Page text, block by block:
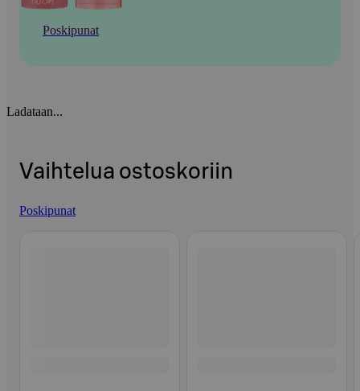
Poskipunat
Ladataan...
Vaihtelua ostoskoriin
Poskipunat